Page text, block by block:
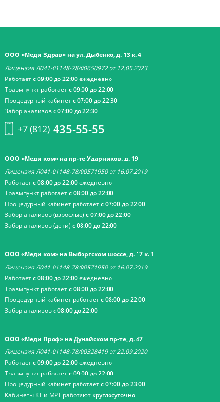
ООО «Меди Здрав» на ул. Дыбенко, д. 13 к. 4
Лицензия Л041-01148-78/00650972 от 12.05.2023
Работаетс 09:00 до 22:00ежедневно
Травмпункт работаетс 09:00 до 22:00
Процедурный кабинетс 07:00 до 22:30
Забор анализовс 07:00 до 22:30
+7 (812) 435-55-55
ООО «Меди ком» на пр-те Ударников, д. 19
Лицензия Л041-01148-78/00571950 от 16.07.2019
Работаетс 08:00 до 22:00ежедневно
Травмпункт работаетс 08:00 до 22:00
Процедурный кабинет работаетс 07:00 до 22:00
Забор анализов (взрослые) с 07:00 до 22:00
Забор анализов (дети) с 08:00 до 22:00
ООО «Меди ком» на Выборгском шоссе, д. 17 к. 1
Лицензия Л041-01148-78/00571950 от 16.07.2019
Работаетс 08:00 до 22:00ежедневно
Травмпункт работаетс 08:00 до 22:00
Процедурный кабинет работаетс 08:00 до 22:00
Забор анализовс 08:00 до 22:00
ООО «Меди Проф» на Дунайском пр-те, д. 47
Лицензия Л041-01148-78/00328419 от 22.09.2020
Работаетс 09:00 до 22:00ежедневно
Травмпункт работаетс 09:00 до 22:00
Процедурный кабинет работаетс 07:00 до 23:00
Кабинеты КТ и МРТ работают круглосуточно